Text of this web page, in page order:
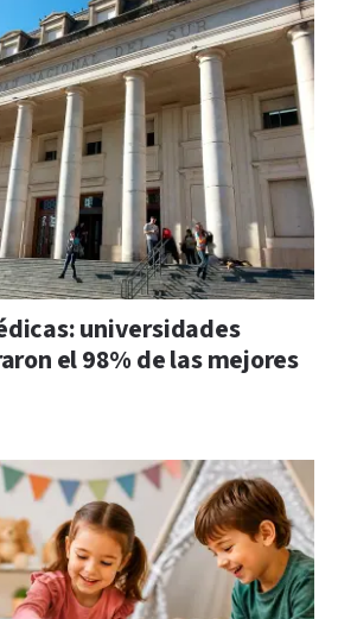
universidades
el 98% de las mejores